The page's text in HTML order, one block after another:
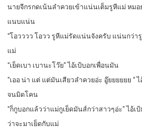
นายจีกรกดเน้นลำควยเข้าแน่นเต็มรูหีแม่ หม
แนบแน่น
“โอวววว โอวว รูหีแม่รัดแน่นจังครับ แน่นกว่า
แม่
“เย็ดเบา เบานะโว๊ย” ไอ้เป้บอกเพื่อนมัน
“เออ น่า แต่ แต่มันเสียวลำควยอ่ะ อู๊ยยยยยย “
จนมิดโคน
“ก็กูบอกแล้วว่าแม่กูเย็ดมันส์กว่าสาวๆอ่ะ” ไอ้
ว่าจะมาเย็ดกับแม่